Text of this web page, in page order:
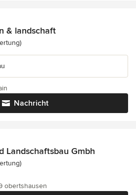
& landschaft
5 von 5 Sternen
Nachricht
Landschaftsbau Gmbh
5 von 5 Sternen
obertshausen